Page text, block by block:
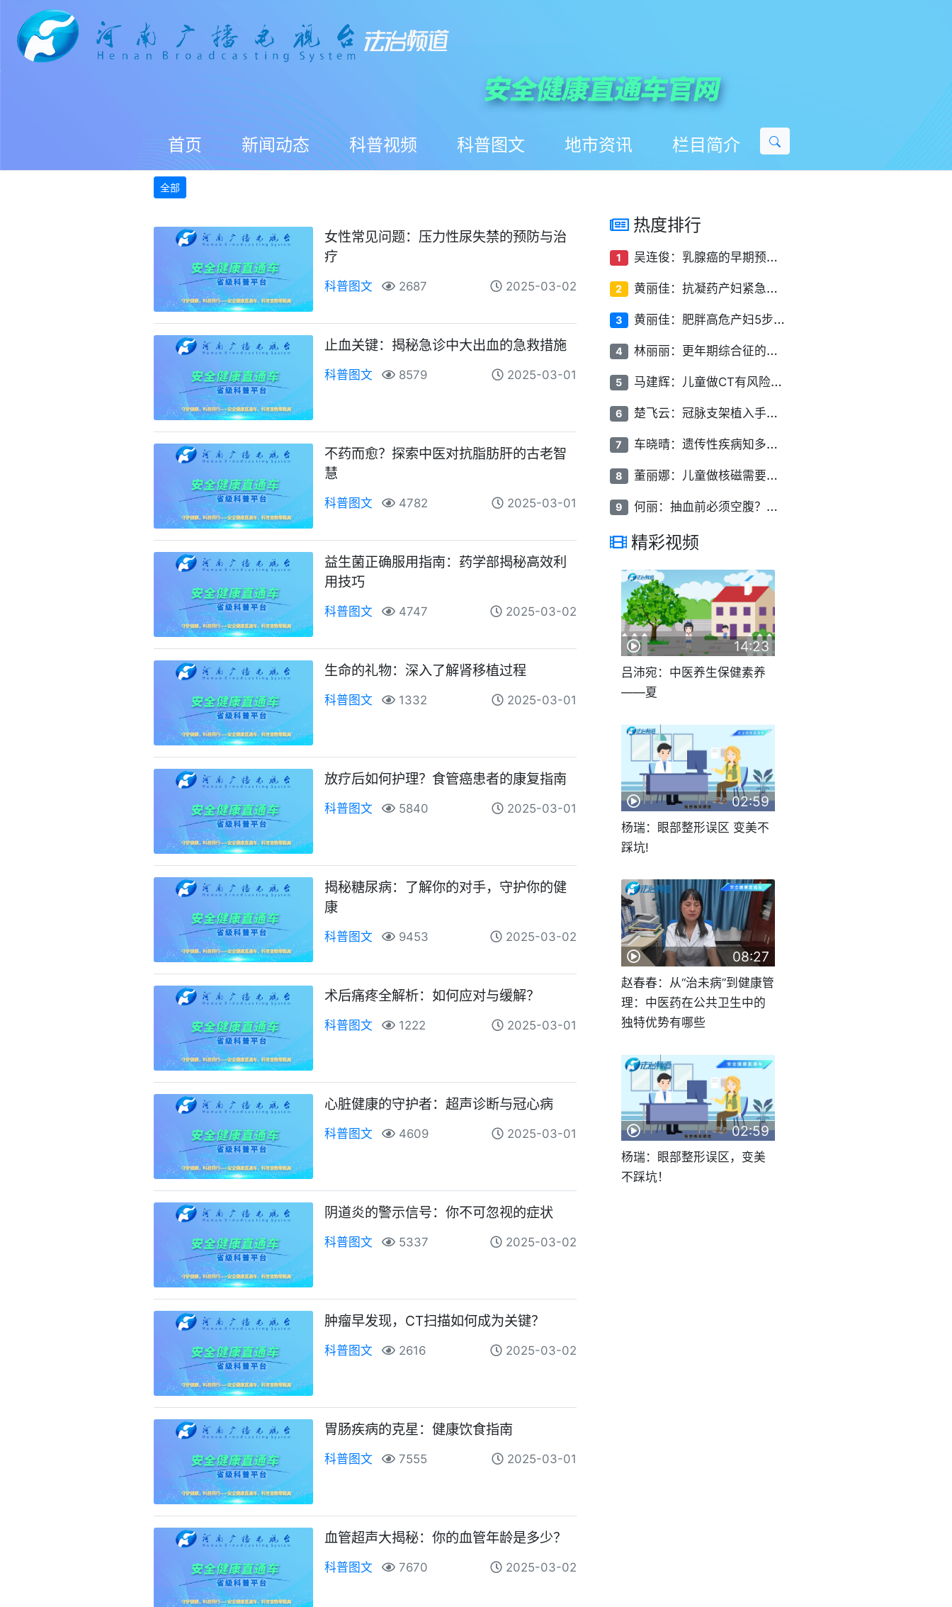
首页 新闻动态 科普视频 科普图文 地市资讯 栏目简介
全部
女性常见问题：压力性尿失禁的预防与治
疗
科普图文 2687 2025-03-02
止血关键：揭秘急诊中大出血的急救措施
科普图文 8579 2025-03-01
不药而愈？探索中医对抗脂肪肝的古老智
慧
科普图文 4782 2025-03-01
益生菌正确服用指南：药学部揭秘高效利
用技巧
科普图文 4747 2025-03-02
生命的礼物：深入了解肾移植过程
科普图文 1332 2025-03-01
放疗后如何护理？食管癌患者的康复指南
科普图文 5840 2025-03-01
揭秘糖尿病：了解你的对手，守护你的健
康
科普图文 9453 2025-03-02
术后痛疼全解析：如何应对与缓解？
科普图文 1222 2025-03-01
心脏健康的守护者：超声诊断与冠心病
科普图文 4609 2025-03-01
阴道炎的警示信号：你不可忽视的症状
科普图文 5337 2025-03-02
肿瘤早发现，CT扫描如何成为关键？
科普图文 2616 2025-03-02
胃肠疾病的克星：健康饮食指南
科普图文 7555 2025-03-01
血管超声大揭秘：你的血管年龄是多少？
科普图文 7670 2025-03-02
热度排行
1 吴
连俊：乳腺癌的早期预警信号与筛查方法
2 黄
丽佳：抗凝药产妇紧急剖宫产，椎管内麻醉的‘停药时间窗’解密
3 黄
丽佳：肥胖高危产妇5步破解‘看不见的椎间隙’
4 林
丽丽：更年期综合征的调理：如何平稳度过更年期
5 马
建辉：儿童做CT有风险吗？家长必知的儿科CT检查常识
6 楚
飞云：冠脉支架植入手术后的临床护理要点有哪些
7 车
晓晴：遗传性疾病知多少？儿童常见遗传病的类型与症状
8 董
丽娜：儿童做核磁需要镇静剂？家长关心的问题全解答
9 何
丽：抽血前必须空腹？检验科揭秘：这些检查项目有特殊要求
精彩视频
14:23
吕沛宛：中医养生保健素养
——夏
02:59
杨瑞：眼部整形误区 变美不
踩坑!
08:27
赵春春：从“治未病”到健康管
理：中医药在公共卫生中的
独特优势有哪些
02:59
杨瑞：眼部整形误区，变美
不踩坑！